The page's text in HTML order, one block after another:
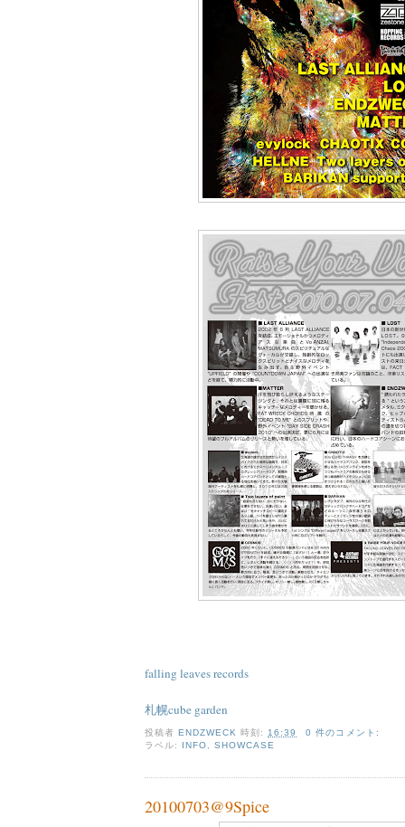
falling leaves records
札幌cube garden
投稿者 ENDZWECK 時刻:16:39
0 件のコメント:
ラベル:
INFO,SHOWCASE
20100703@9Spice